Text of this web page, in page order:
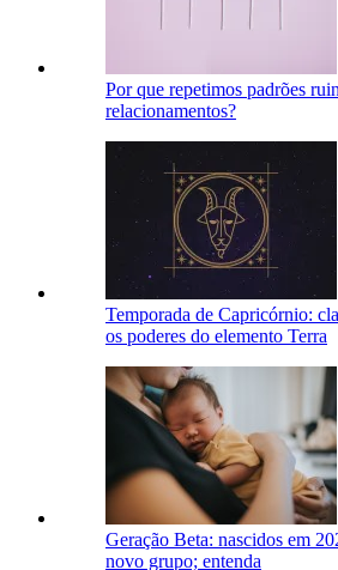
Por que repetimos padrões
relacionamentos?
Temporada de Capricórnio:
os poderes do elemento Terra
Geração Beta: nascidos em
novo grupo; entenda